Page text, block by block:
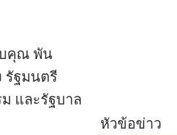
บคุณ พัน
รัฐมนตรี
และรัฐบาล
หัวข้อข่าว